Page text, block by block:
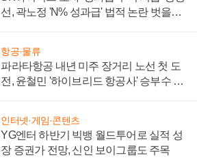
선, 곽노정 'N% 성과급' 법적 논란 벗을지
항공·물류
파라타항공 내년 미주 장거리 노선 첫 도
전, 윤철민 '하이브리드 항공사' 승부수 통
인터넷·게임·콘텐츠
YG엔터 하반기 빅뱅 월드투어로 실적 성
장 증권가 전망, 신인 보이그룹도 주목